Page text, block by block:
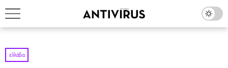
ελλάδα